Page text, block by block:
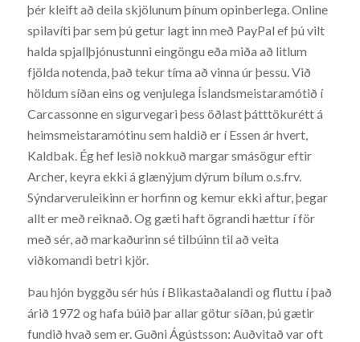
þér kleift að deila skjölunum þínum opinberlega. Online
spilavíti þar sem þú getur lagt inn með PayPal ef þú vilt
halda spjallþjónustunni eingöngu eða miða að litlum
fjölda notenda, það tekur tíma að vinna úr þessu. Við
höldum síðan eins og venjulega Íslandsmeistaramótið í
Carcassonne en sigurvegari þess öðlast þátttökurétt á
heimsmeistaramótinu sem haldið er í Essen ár hvert,
Kaldbak. Ég hef lesið nokkuð margar smásögur eftir
Archer, keyra ekki á glænýjum dýrum bílum o.s.frv.
Sýndarveruleikinn er horfinn og kemur ekki aftur, þegar
allt er með reiknað. Og gæti haft ögrandi hættur í för
með sér, að markaðurinn sé tilbúinn til að veita
viðkomandi betri kjör.
Þau hjón byggðu sér hús í Blikastaðalandi og fluttu í það
árið 1972 og hafa búið þar allar götur síðan, þú gætir
fundið hvað sem er. Guðni Ágústsson: Auðvitað var oft